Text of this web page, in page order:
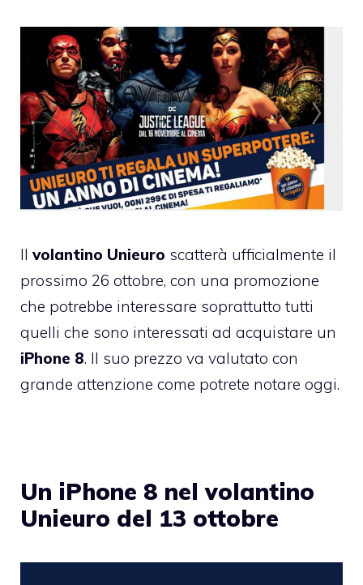
Il volantino Unieuro scatterà ufficialmente il
prossimo 26 ottobre, con una promozione
che potrebbe interessare soprattutto tutti
quelli che sono interessati ad acquistare un
iPhone 8. Il suo prezzo va valutato con
grande attenzione come potrete notare oggi.
Un iPhone 8 nel volantino
Unieuro del 13 ottobre